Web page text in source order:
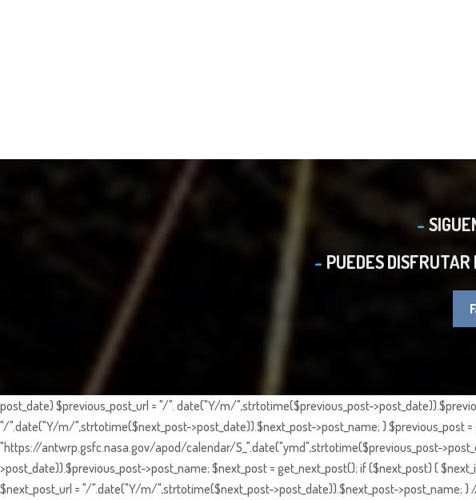
PUEDES DISFRUTAR
post_date) $previous_post_url = "/". date("Y/m/",strtotime($previous_post-
"/".date("Y/m/",strtotime($next_post->post_date)).$next_post->post_name; } $previous_post
"https://antwrp.gsfc.nasa.gov/apod/calendar/S_".date("ymd",strtotime($previous_post-
>post_date)).$previous_post->post_name; $next_post = get_next_post(); if ($next_post) {
$next_post_url = "/".date("Y/m/",strtotime($next_post->post_date)).$next_post->post_name; }